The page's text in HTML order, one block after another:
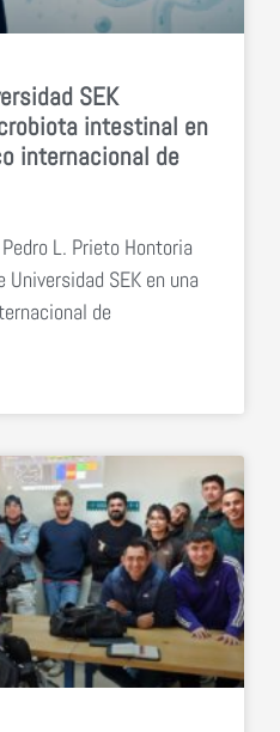
SEK
intestinal en
internacional de
L. Prieto Hontoria
SEK en una
de